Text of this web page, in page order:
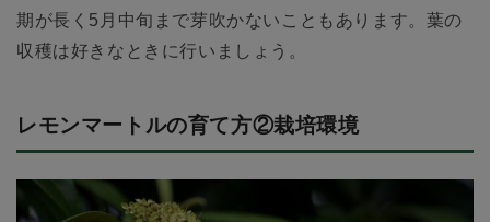
期が長く5月中旬まで芽吹かないこともあります。葉の
収穫は好きなときに行いましょう。
レモンマートルの育て方②栽培環境